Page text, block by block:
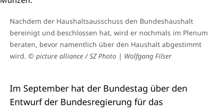
Nachdem der Haushaltsausschuss den Bundeshaushalt
bereinigt und beschlossen hat, wird er nochmals im Plenum
beraten, bevor namentlich über den Haushalt abgestimmt
wird. © picture alliance / SZ Photo | Wolfgang Filser
Im September hat der Bundestag über den
Entwurf der Bundesregierung für das